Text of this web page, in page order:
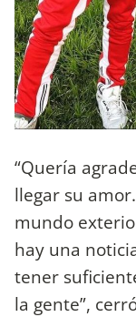
“Quería
llegar su
mundo
hay una
tener
la gente”,